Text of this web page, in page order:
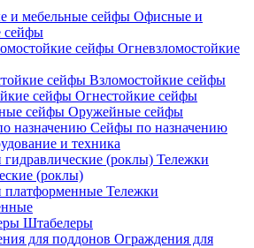
Офисные и
сейфы
Огневзломостойкие
Взломостойкие сейфы
Огнестойкие сейфы
Оружейные сейфы
Сейфы по назначению
и техника
Тележки
(роклы)
Тележки
Штабелеры
Ограждения для